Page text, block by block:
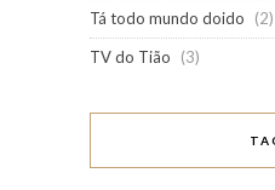
Tá todo mundo doido
(2)
TV do Tião
(3)